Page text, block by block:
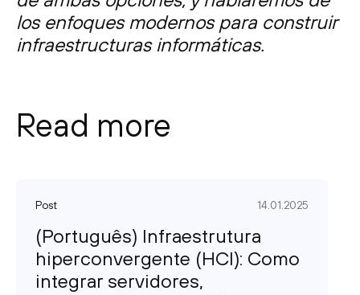
los enfoques modernos para construir
infraestructuras informáticas.
Read more
Post 14.01.2025
(Português) Infraestrutura
hiperconvergente (HCI): Como
integrar servidores,